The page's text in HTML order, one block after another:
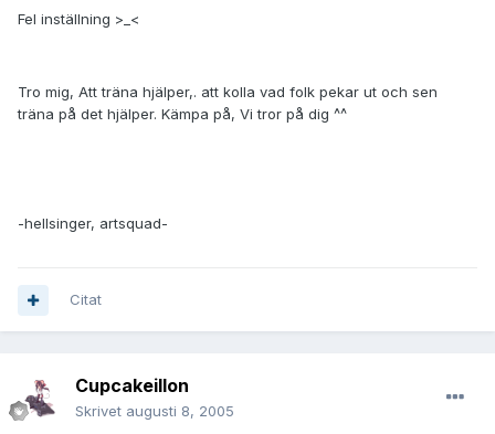
Fel inställning >_<
Tro mig, Att träna hjälper,. att kolla vad folk pekar ut och sen
träna på det hjälper. Kämpa på, Vi tror på dig ^^
-hellsinger, artsquad-
Citat
Cupcakeillon
Skrivet augusti 8, 2005